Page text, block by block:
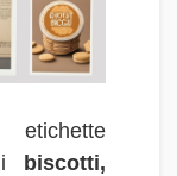
etichette
biscotti,